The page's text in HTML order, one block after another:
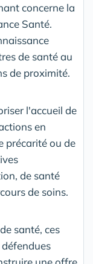
concerne la
Santé.
de santé au
de proximité.
l'accueil de
en
précarité ou de
de santé
de soins.
santé, ces